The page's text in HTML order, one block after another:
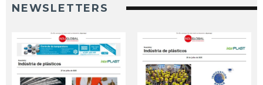
NEWSLETTERS